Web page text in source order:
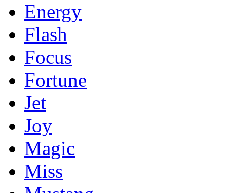
Energy
Flash
Focus
Fortune
Jet
Joy
Magic
Miss